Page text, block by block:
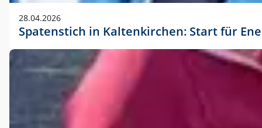
28.04.2026
Spatenstich in Kaltenkirchen: Start für